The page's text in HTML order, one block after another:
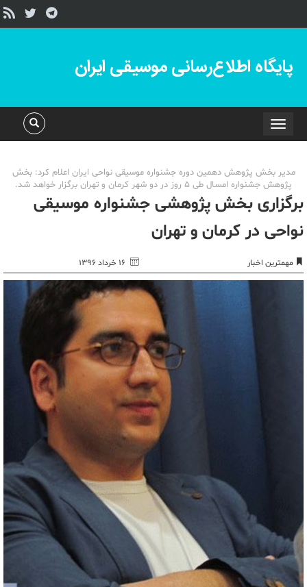
پایگاه اطلاع‌رسانی موسیقی ایران
Toggle
navigation
مدیر بخش پژوهش دهمین دوره جشنواره موسیقی نواحی ایران اعلام کرد: بخش
پژوهش جشنواره امسال طی 5 روز در دو شهر کرمان و تهران برگزار خواهد شد.
برگزاری بخش پژوهشی جشنواره موسیقی
نواحی در کرمان و تهران
مهمترین اخبار ۱۶ خرداد ۱۳۹۶